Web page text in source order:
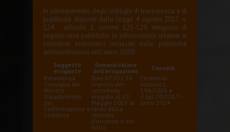
In adempimento degli obblighi di trasparenza e di
pubblicità disposti dalla Legge 4 agosto 2017, n.
124 - articolo 1, commi 125-129, vengono di
seguito rese pubbliche le informazioni relative ai
contributi economici incassati dalle pubbliche
amministrazioni nell'anno 2020:
Soggetto
erogante
Somma/valore
dell'erogazione
Causale
Presidenza
Consiglio dei
Ministri
Dipartimento
per
l'informazione e
l'editoria
Euro 47.051,34 -
importo del
contributo
erogato al 20
Maggio 2025 al
lordo della
ritenuta
d'acconto e del
bollo
Contributi
editoria L.
198/2016 e
d.lgs 70/2017 –
anno 2024